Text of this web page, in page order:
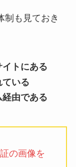
制も見ておき
トにある
いる
由である
の画像を